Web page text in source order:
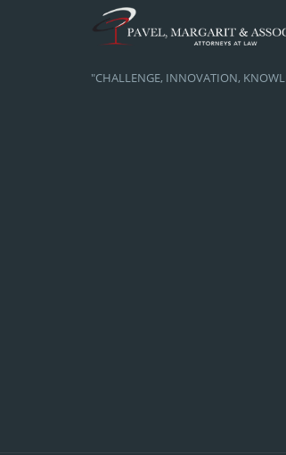
"CHALLENGE, INNOVATION,